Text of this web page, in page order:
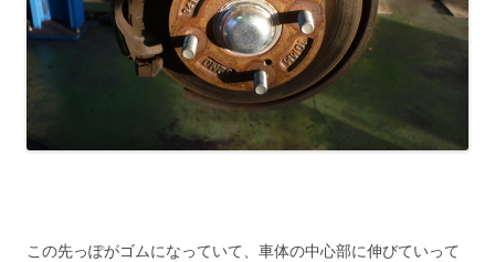
この先っぽがゴムになっていて、車体の中心部に伸びていって